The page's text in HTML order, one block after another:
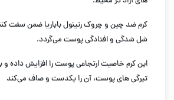
کرم ضد چین و چروک رتینول باباریا ضمن سفت
شل شدگی و افتادگی پوست می‌گردد.
این کرم خاصیت ارتجاعی پوست را افزایش داده و
تیرگی های پوست، آن را یکدست و صاف می‌کند